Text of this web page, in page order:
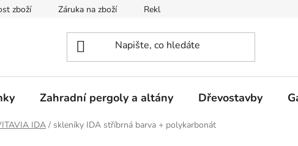
zboží Záruka na zboží Reklamace
Zahradní pergoly a altány Dřevostavby
IDA / skleníky IDA stříbrná barva + polykarbonát